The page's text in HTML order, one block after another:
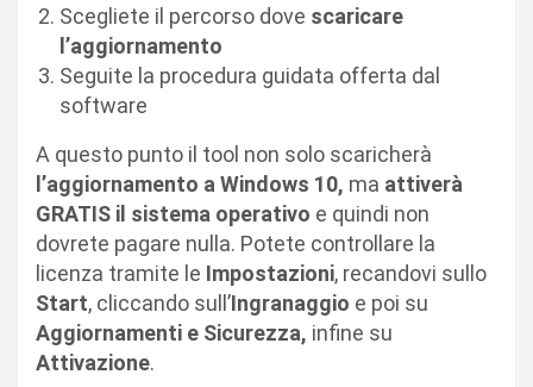
Scegliete il percorso dove scaricare
l’aggiornamento
Seguite la procedura guidata offerta dal
software
A questo punto il tool non solo scaricherà
l’aggiornamento a Windows 10, ma attiverà
GRATIS il sistema operativo e quindi non
dovrete pagare nulla. Potete controllare la
licenza tramite le Impostazioni, recandovi sullo
Start, cliccando sull’Ingranaggio e poi su
Aggiornamenti e Sicurezza, infine su
Attivazione.